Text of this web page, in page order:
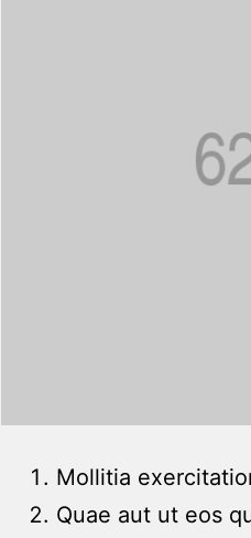
Mollitia
Quae aut ut eos